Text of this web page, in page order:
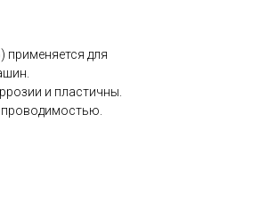
применяется для
и пластичны.